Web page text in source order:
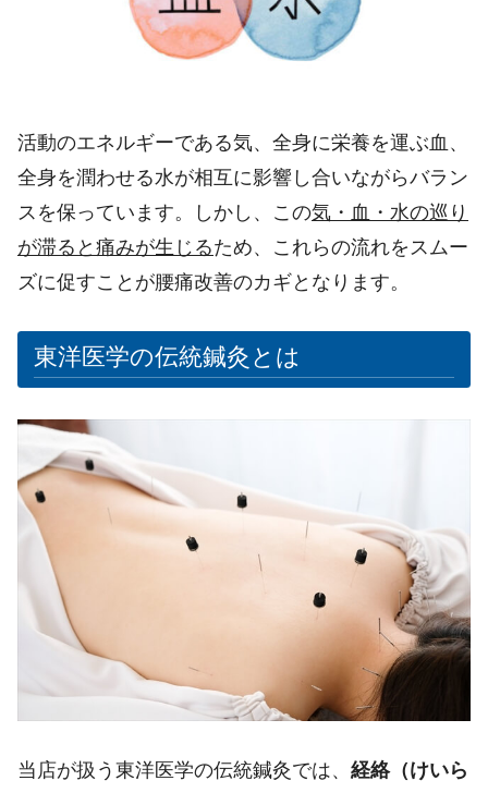
活動のエネルギーである気、全身に栄養を運ぶ血、
全身を潤わせる水が相互に影響し合いながらバラン
スを保っています。しかし、この気・血・水の巡り
が滞ると痛みが生じるため、これらの流れをスムー
ズに促すことが腰痛改善のカギとなります。
東洋医学の伝統鍼灸とは
当店が扱う東洋医学の伝統鍼灸では、 経絡（けいら